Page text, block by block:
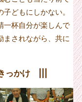
どもにしかない。
一杯自分が楽しんで
まされながら、共に
っかけ |||